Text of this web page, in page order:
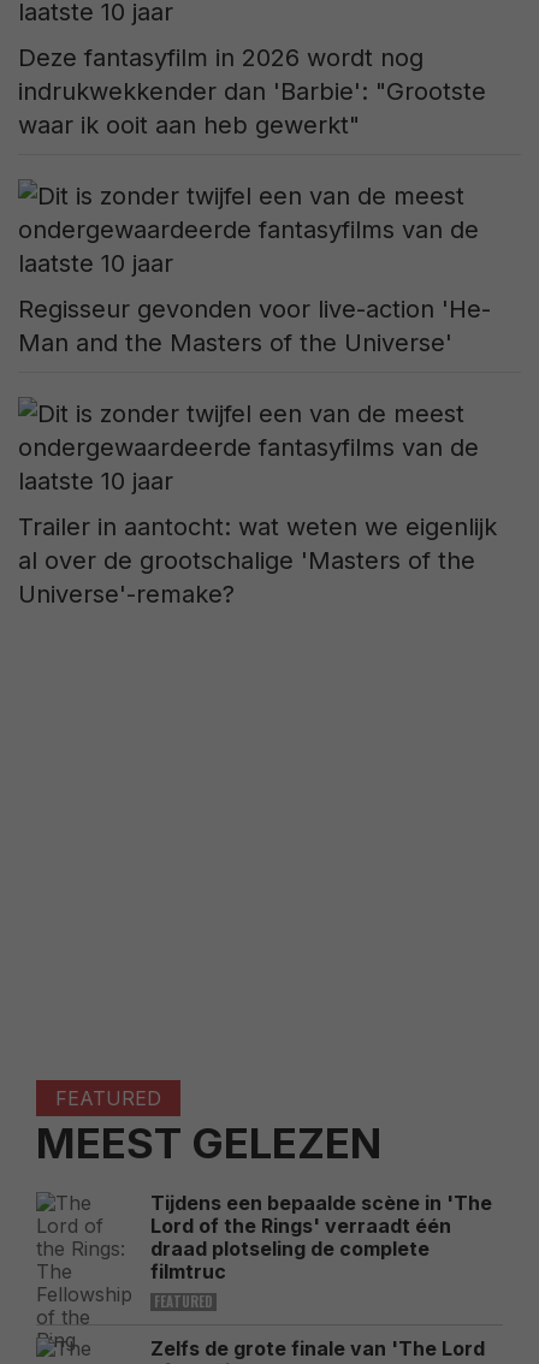
Deze fantasyfilm in 2026 wordt nog
indrukwekkender dan 'Barbie': "Grootste
waar ik ooit aan heb gewerkt"
Regisseur gevonden voor live-action 'He-
Man and the Masters of the Universe'
Trailer in aantocht: wat weten we eigenlijk
al over de grootschalige 'Masters of the
Universe'-remake?
FEATURED
MEEST GELEZEN
Tijdens een bepaalde scène in 'The
Lord of the Rings' verraadt één
draad plotseling de complete
filmtruc
FEATURED
Zelfs de grote finale van 'The Lord